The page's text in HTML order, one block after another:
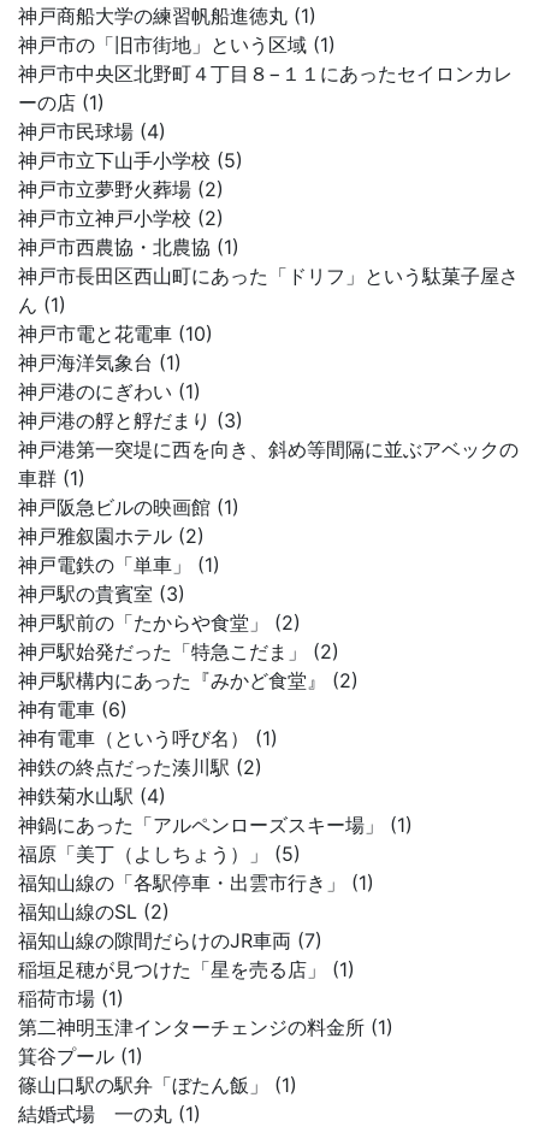
神戸商船大学の練習帆船進徳丸 (1)
神戸市の「旧市街地」という区域 (1)
神戸市中央区北野町４丁目８−１１にあったセイロンカレ
ーの店 (1)
神戸市民球場 (4)
神戸市立下山手小学校 (5)
神戸市立夢野火葬場 (2)
神戸市立神戸小学校 (2)
神戸市西農協・北農協 (1)
神戸市長田区西山町にあった「ドリフ」という駄菓子屋さ
ん (1)
神戸市電と花電車 (10)
神戸海洋気象台 (1)
神戸港のにぎわい (1)
神戸港の艀と艀だまり (3)
神戸港第一突堤に西を向き、斜め等間隔に並ぶアベックの
車群 (1)
神戸阪急ビルの映画館 (1)
神戸雅叙園ホテル (2)
神戸電鉄の「単車」 (1)
神戸駅の貴賓室 (3)
神戸駅前の「たからや食堂」 (2)
神戸駅始発だった「特急こだま」 (2)
神戸駅構内にあった『みかど食堂』 (2)
神有電車 (6)
神有電車（という呼び名） (1)
神鉄の終点だった湊川駅 (2)
神鉄菊水山駅 (4)
神鍋にあった「アルペンローズスキー場」 (1)
福原「美丁（よしちょう）」 (5)
福知山線の「各駅停車・出雲市行き」 (1)
福知山線のSL (2)
福知山線の隙間だらけのJR車両 (7)
稲垣足穂が見つけた「星を売る店」 (1)
稲荷市場 (1)
第二神明玉津インターチェンジの料金所 (1)
箕谷プール (1)
篠山口駅の駅弁「ぼたん飯」 (1)
結婚式場 一の丸 (1)